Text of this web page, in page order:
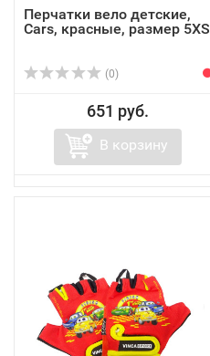
Перчатки вело детские,
Cars, красные, размер 5XS
(0)
651 руб.
В корзину